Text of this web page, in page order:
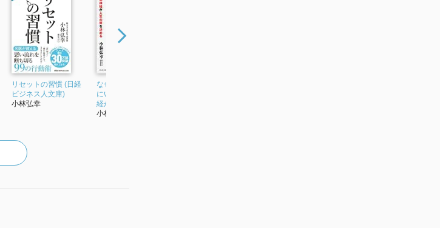
リセットの習慣 (日経
ビジネス人文庫)
小林弘幸
なぜ、「これ」は健康
にいいのか? 副交感神
経が人生の質を決める
小林弘幸